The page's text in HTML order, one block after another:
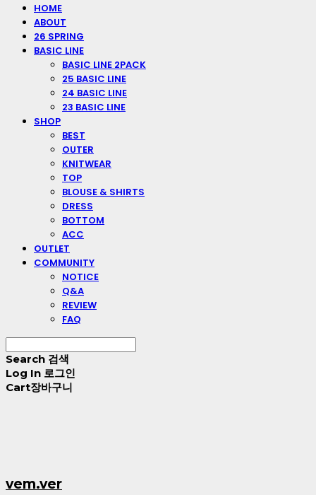
HOME
ABOUT
26 SPRING
BASIC LINE
BASIC LINE 2PACK
25 BASIC LINE
24 BASIC LINE
23 BASIC LINE
SHOP
BEST
OUTER
KNITWEAR
TOP
BLOUSE & SHIRTS
DRESS
BOTTOM
ACC
OUTLET
COMMUNITY
NOTICE
Q&A
REVIEW
FAQ
Search 검색
Log In 로그인
Cart장바구니
vem.ver